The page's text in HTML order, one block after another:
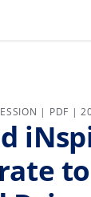
| PDF |